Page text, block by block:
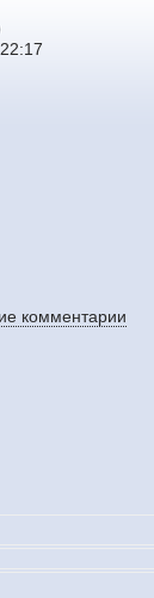
комментарии